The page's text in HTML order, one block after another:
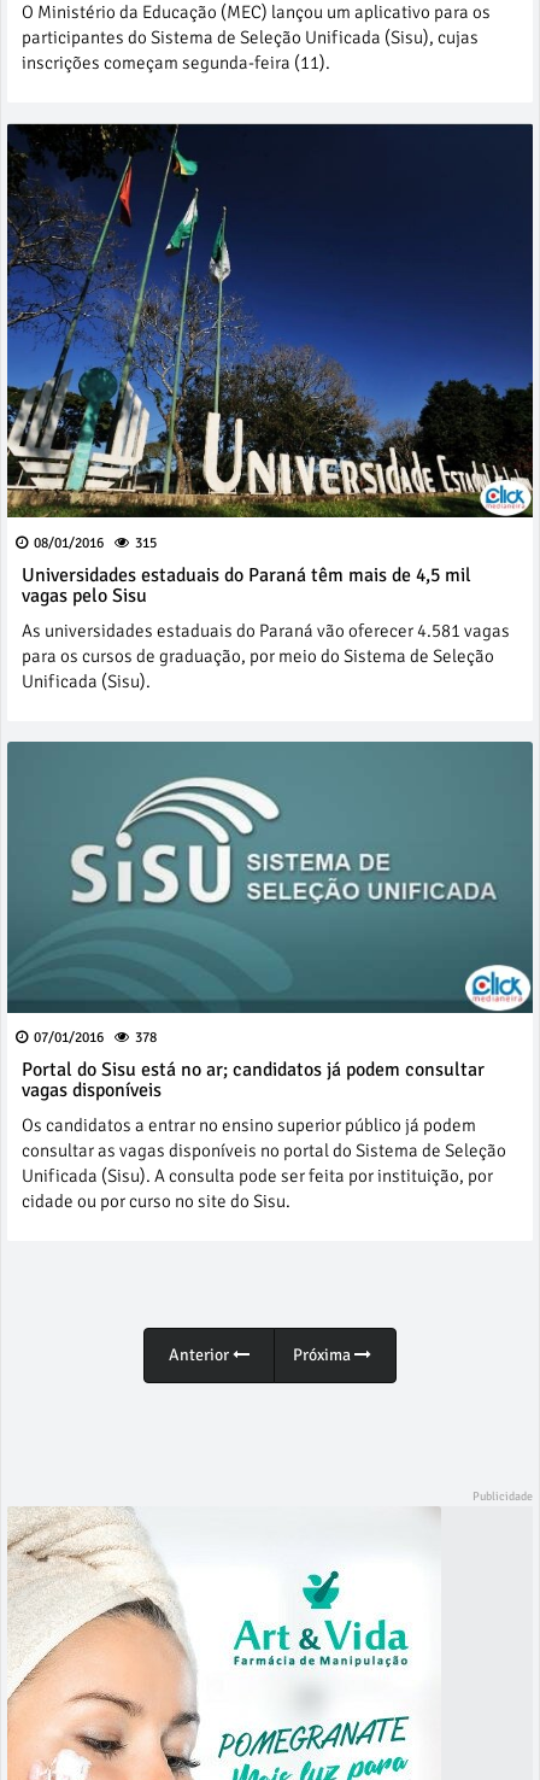
O Ministério da Educação (MEC) lançou um aplicativo para os
participantes do Sistema de Seleção Unificada (Sisu), cujas
inscrições começam segunda-feira (11).
08/01/2016 315
Universidades estaduais do Paraná têm mais de 4,5 mil
vagas pelo Sisu
As universidades estaduais do Paraná vão oferecer 4.581 vagas
para os cursos de graduação, por meio do Sistema de Seleção
Unificada (Sisu).
07/01/2016 378
Portal do Sisu está no ar; candidatos já podem consultar
vagas disponíveis
Os candidatos a entrar no ensino superior público já podem
consultar as vagas disponíveis no portal do Sistema de Seleção
Unificada (Sisu). A consulta pode ser feita por instituição, por
cidade ou por curso no site do Sisu.
Anterior Próxima